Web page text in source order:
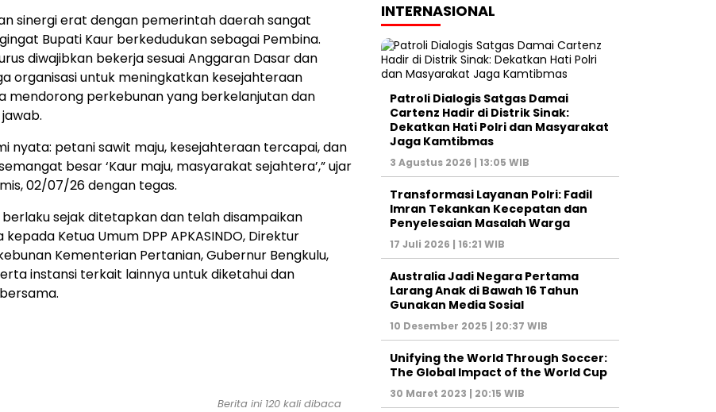
sinergi erat dengan pemerintah daerah sangat
Bupati Kaur berkedudukan sebagai Pembina.
diwajibkan bekerja sesuai Anggaran Dasar dan
organisasi untuk meningkatkan kesejahteraan
mendorong perkebunan yang berkelanjutan dan
nyata: petani sawit maju, kesejahteraan tercapai, dan
besar ‘Kaur maju, masyarakat sejahtera’,” ujar
02/07/26 dengan tegas.
berlaku sejak ditetapkan dan telah disampaikan
Ketua Umum DPP APKASINDO, Direktur
Kementerian Pertanian, Gubernur Bengkulu,
instansi terkait lainnya untuk diketahui dan
Berita ini 120 kali dibaca
INTERNASIONAL
Patroli Dialogis Satgas Damai
Cartenz Hadir di Distrik Sinak:
Dekatkan Hati Polri dan Masyarakat
Jaga Kamtibmas
3 Agustus 2026 | 13:05 WIB
Transformasi Layanan Polri: Fadil
Imran Tekankan Kecepatan dan
Penyelesaian Masalah Warga
17 Juli 2026 | 16:21 WIB
Australia Jadi Negara Pertama
Larang Anak di Bawah 16 Tahun
Gunakan Media Sosial
10 Desember 2025 | 20:37 WIB
Unifying the World Through Soccer:
The Global Impact of the World Cup
30 Maret 2023 | 20:15 WIB